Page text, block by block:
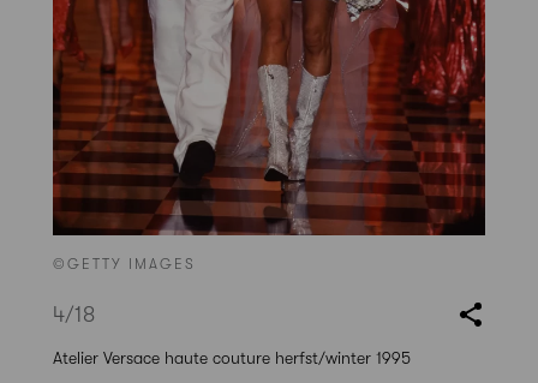
©GETTY IMAGES
4/18
Atelier Versace haute couture herfst/winter 1995